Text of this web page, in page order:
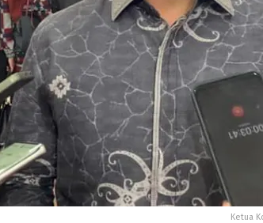
Ketua